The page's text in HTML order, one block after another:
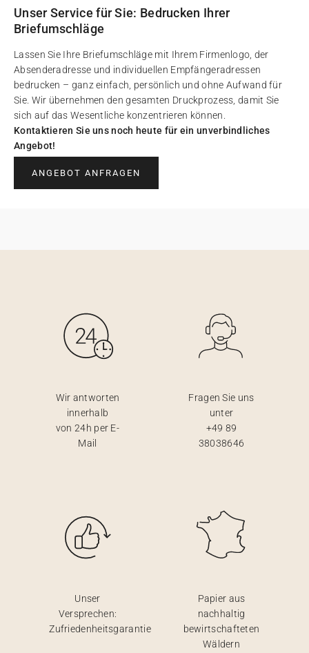
Unser Service für Sie: Bedrucken Ihrer
Briefumschläge
Lassen Sie Ihre Briefumschläge mit Ihrem Firmenlogo, der
Absenderadresse und individuellen Empfängeradressen
bedrucken – ganz einfach, persönlich und ohne Aufwand für
Sie. Wir übernehmen den gesamten Druckprozess, damit Sie
sich auf das Wesentliche konzentrieren können.
Kontaktieren Sie uns noch heute für ein unverbindliches
Angebot!
ANGEBOT ANFRAGEN
Wir antworten
innerhalb
von 24h per E-
Mail
Fragen Sie uns
unter
+49 89
38038646
Unser
Versprechen:
Zufriedenheitsgarantie
Papier aus
nachhaltig
bewirtschafteten
Wäldern